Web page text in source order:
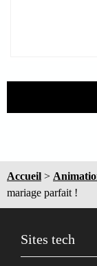
Accueil >
mariage parfait !
Sites tech